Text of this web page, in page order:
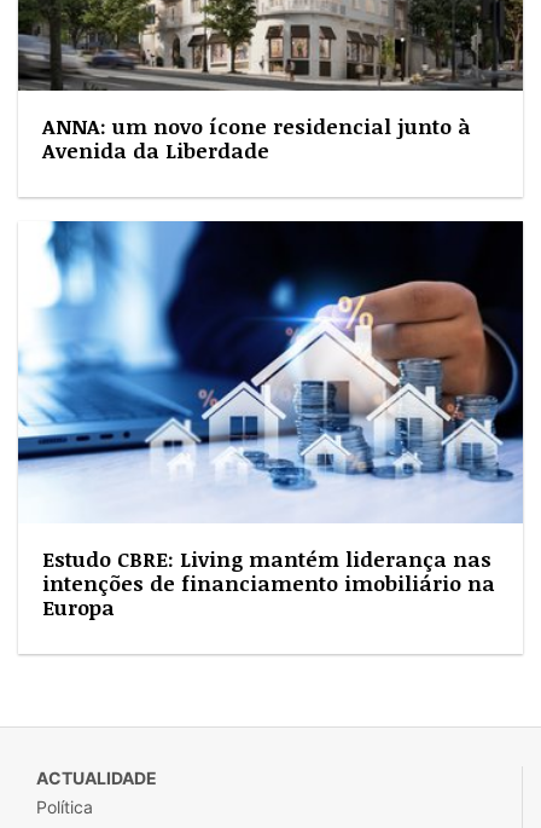
ANNA: um novo ícone residencial junto à
Avenida da Liberdade
Estudo CBRE: Living mantém liderança nas
intenções de financiamento imobiliário na
Europa
ACTUALIDADE
Política